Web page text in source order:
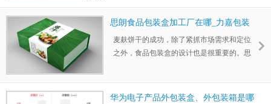
思朗食品包装盒加工厂在哪_力嘉包装
麦麸饼干的成功，除了紧抓市场需求和定位
之外，食品包装盒的设计也是很重要的。思
心可靠的选择。
华为电子产品外包装盒、外包装箱是哪